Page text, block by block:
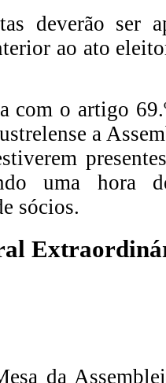
deverão ser
ao ato
com o artigo
a
uma hora
sócios.
da